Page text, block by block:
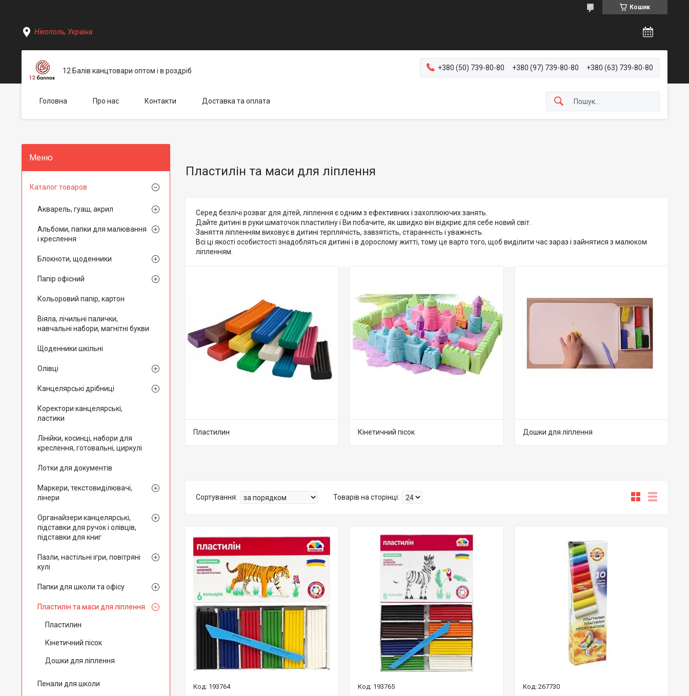
Кошик
Нікополь, Україна
12 Балів канцтовари оптом і в роздріб +380 (50) 739-80-80 +380 (97) 739-80-80 +380 (63) 739-80-80
Головна Про нас Контакти Доставка та оплата
Пластилін та маси для ліплення
Серед безлічі розваг для дітей, ліплення є одним з ефективних і захоплюючих занять.
Дайте дитині в руки шматочок пластиліну і Ви побачите, як швидко він відкриє для себе новий світ.
Заняття ліпленням виховує в дитині терплячість, завзятість, старанність і уважність.
Всі ці якості особистості знадобляться дитині і в дорослому житті, тому це варто того, щоб виділити час зараз і зайнятися з малюком
ліпленням.
Пластилин Кінетичний пісок Дошки для ліплення
193764 193765 267730
Каталог товаров
Акварель, гуаш, акрил
Альбоми, папки для малювання
і креслення
Блокноти, щоденники
Папір офісний
Кольоровий папір, картон
Віяла, лічильні палички,
навчальні набори, магнітні букви
Щоденники шкільні
Олівці
Канцелярські дрібниці
Коректори канцелярські,
ластики
Лінійки, косинці, набори для
креслення, готовальні, циркулі
Лотки для документів
Маркери, текстовиділювачі,
лінери
Органайзери канцелярські,
підставки для ручок і олівців,
підставки для книг
Пазли, настільні ігри, повітряні
кулі
Папки для школи та офісу
Пластилін та маси для ліплення
Пластилин
Кінетичний пісок
Дошки для ліплення
Пенали для школи